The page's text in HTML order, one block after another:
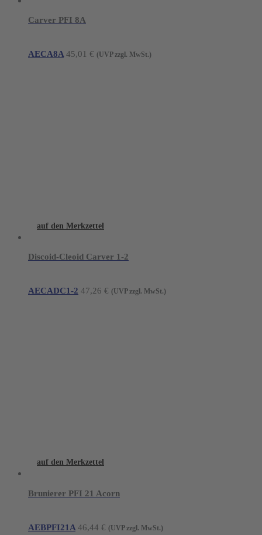
Carver PFI 8A
AECA8A 45,01 € (UVP zzgl. MwSt.)
auf den Merkzettel
Discoid-Cleoid Carver 1-2
AECADC1-2 47,26 € (UVP zzgl. MwSt.)
auf den Merkzettel
Brunierer PFI 21 Acorn
AEBPFI21A 46,44 € (UVP zzgl. MwSt.)